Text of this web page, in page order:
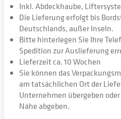
Inkl. Abdeckhaube,
Die Lieferung erfolgt bis
Deutschlands, außer Inseln.
Bitte hinterlegen Sie Ihre
Spedition zur Auslieferung
Lieferzeit ca. 10 Wochen
Sie können das
am tatsächlichen Ort der
Unternehmen übergeben
Nähe abgeben.